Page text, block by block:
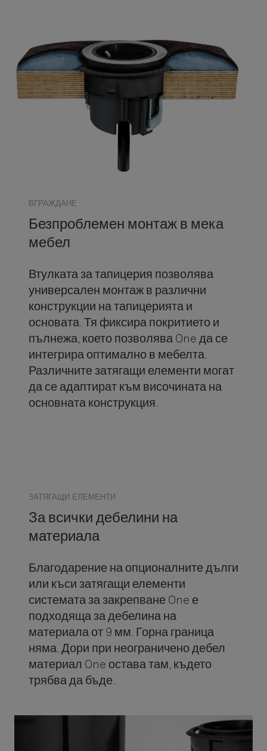
ВГРАЖДАНЕ
Безпроблемен монтаж в мека
мебел
Втулката за тапицерия позволява
универсален монтаж в различни
конструкции на тапицерията и
основата. Тя фиксира покритието и
пълнежа, което позволява One да се
интегрира оптимално в мебелта.
Различните затягащи елементи могат
да се адаптират към височината на
основната конструкция.
ЗАТЯГАЩИ ЕЛЕМЕНТИ
За всички дебелини на
материала
Благодарение на опционалните дълги
или къси затягащи елементи
системата за закрепване One е
подходяща за дебелина на
материала от 9 мм. Горна граница
няма. Дори при неограничено дебел
материал One остава там, където
трябва да бъде.